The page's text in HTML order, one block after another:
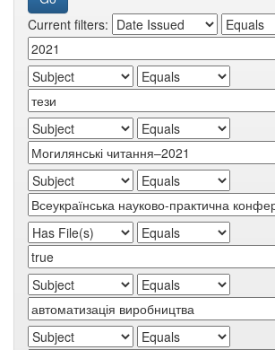
Current filters: